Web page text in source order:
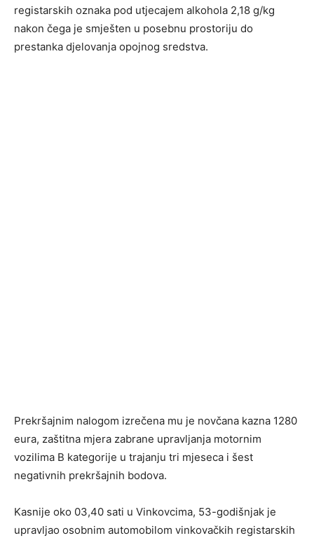
registarskih oznaka pod utjecajem alkohola 2,18 g/kg
nakon čega je smješten u posebnu prostoriju do
prestanka djelovanja opojnog sredstva.
Prekršajnim nalogom izrečena mu je novčana kazna 1280
eura, zaštitna mjera zabrane upravljanja motornim
vozilima B kategorije u trajanju tri mjeseca i šest
negativnih prekršajnih bodova.
Kasnije oko 03,40 sati u Vinkovcima, 53-godišnjak je
upravljao osobnim automobilom vinkovačkih registarskih